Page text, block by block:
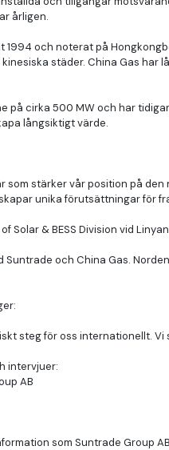
årligen.
1994 och noterat på
städer. China Gas
på cirka 500 MW och har
långsiktigt värde.
som stärker vår position på
unika förutsättningar för
Solar & BESS Division vid
Suntrade och China Gas.
steg för oss internationellt.
intervjuer:
AB
som Suntrade Group